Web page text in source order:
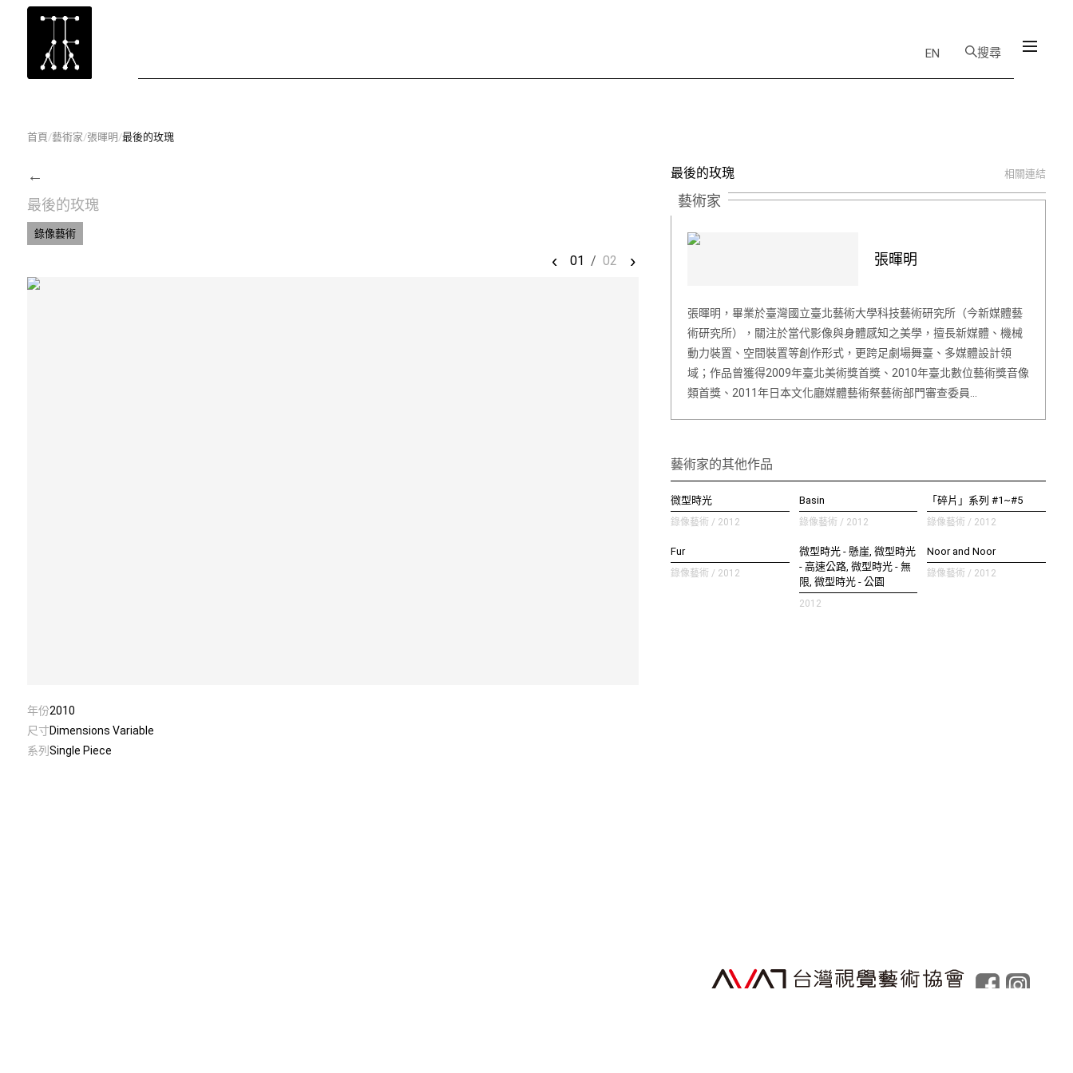
EN 搜尋
首頁/藝術家/張暉明 /最後的玫瑰
←
最後的玫瑰
錄像藝術
‹ 01 / 02 ›
年份2010
尺寸Dimensions Variable
系列 Single Piece
最後的玫瑰 相關連結
藝術家
張暉明
張暉明，畢業於臺灣國立臺北藝術大學科技藝術研究所（今新媒體藝
術研究所），關注於當代影像與身體感知之美學，擅長新媒體、機械
動力裝置、空間裝置等創作形式，更跨足劇場舞臺、多媒體設計領
域；作品曾獲得2009年臺北美術獎首獎、2010年臺北數位藝術獎音像
類首獎、2011年日本文化廳媒體藝術祭藝術部門審查委員…
藝術家的其他作品
微型時光
錄像藝術 / 2012
Basin
錄像藝術 / 2012
「碎片」系列 #1~#5
錄像藝術 / 2012
Fur
錄像藝術 / 2012
微型時光 - 懸崖, 微型時光
- 高速公路, 微型時光 - 無
限, 微型時光 - 公園
2012
Noor and Noor
錄像藝術 / 2012